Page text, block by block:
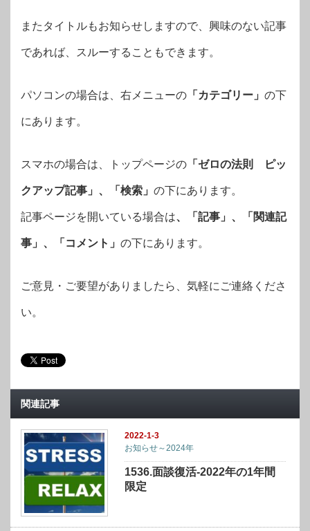
またタイトルもお知らせしますので、興味のない記事
であれば、スルーすることもできます。
パソコンの場合は、右メニューの 「カテゴリー」 の下
にあります。
スマホの場合は、トップページの 「ゼロの法則 ピッ
クアップ記事」、「検索」 の下にあります。
記事ページを開いている場合は、「記事」、「関連記
事」、「コメント」 の下にあります。
ご意見・ご要望がありましたら、気軽にご連絡くださ
い。
関連記事
2022-1-3
お知らせ～2024年
1536.面談復活-2022年の1年間
限定